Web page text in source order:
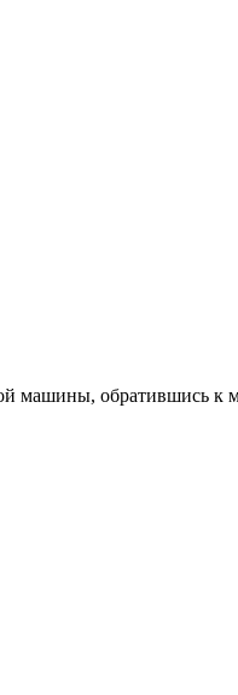
машины, обратившись к